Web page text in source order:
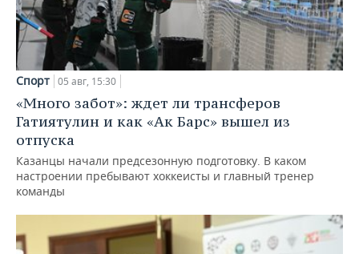
Спорт 05 авг, 15:30
«Много забот»: ждет ли трансферов
Гатиятулин и как «Ак Барс» вышел из
отпуска
Казанцы начали предсезонную подготовку. В каком
настроении пребывают хоккеисты и главный тренер
команды